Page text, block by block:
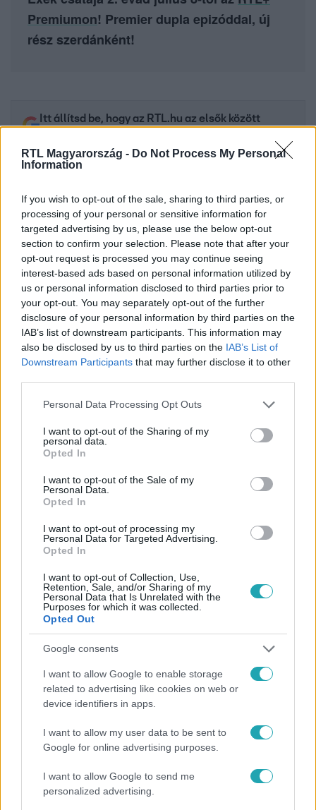
RTL Magyarország - Do Not Process My Personal
Information
If you wish to opt-out of the sale, sharing to third parties, or
processing of your personal or sensitive information for
targeted advertising by us, please use the below opt-out
section to confirm your selection. Please note that after your
opt-out request is processed you may continue seeing
interest-based ads based on personal information utilized by
us or personal information disclosed to third parties prior to
your opt-out. You may separately opt-out of the further
disclosure of your personal information by third parties on the
IAB’s list of downstream participants. This information may
also be disclosed by us to third parties on the IAB’s List of
Downstream Participants that may further disclose it to other
Please note that this website/app uses one or more Google
not limited to your visit or usage behaviour. You may click to
grant or deny consent to Google and its third-party tags to
use your data for below specified purposes in below Google
consent section.
Personal Data Processing Opt Outs
I want to opt-out of the Sharing of my
personal data.
Opted In
I want to opt-out of the Sale of my
Personal Data.
Opted In
I want to opt-out of processing my
Personal Data for Targeted Advertising.
Opted In
I want to opt-out of Collection, Use,
Retention, Sale, and/or Sharing of my
Personal Data that Is Unrelated with the
Purposes for which it was collected.
Opted Out
Google consents
I want to allow Google to enable storage
related to advertising like cookies on web or
device identifiers in apps.
I want to allow my user data to be sent to
Google for online advertising purposes.
I want to allow Google to send me
personalized advertising.
Premiumon! Premier dupla epizóddal, új
rész szerdánként!
Itt állítsd be, hogy az RTL.hu az elsők között
legyen a Google-találatokban!
Kövess minket, és értesülj a friss hírekről a
Facebookon is!
SZORCSIK VIKI NAGY SANYI
EXEK CSATÁJA 2026